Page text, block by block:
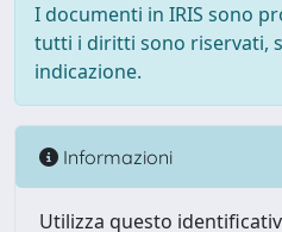
I documenti in IRIS sono
tutti i diritti sono riservati,
indicazione.
Informazioni
Utilizza questo